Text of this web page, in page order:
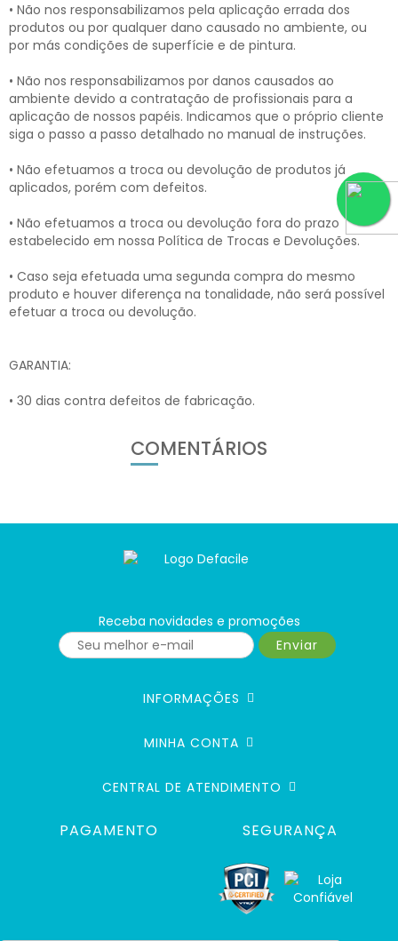
• Não nos responsabilizamos pela aplicação errada dos
produtos ou por qualquer dano causado no ambiente, ou
por más condições de superfície e de pintura.
• Não nos responsabilizamos por danos causados ao
ambiente devido a contratação de profissionais para a
aplicação de nossos papéis. Indicamos que o próprio cliente
siga o passo a passo detalhado no manual de instruções.
• Não efetuamos a troca ou devolução de produtos já
aplicados, porém com defeitos.
• Não efetuamos a troca ou devolução fora do prazo
estabelecido em nossa Política de Trocas e Devoluções.
• Caso seja efetuada uma segunda compra do mesmo
produto e houver diferença na tonalidade, não será possível
efetuar a troca ou devolução.
GARANTIA:
• 30 dias contra defeitos de fabricação.
COMENTÁRIOS
Receba novidades e promoções
Enviar
INFORMAÇÕES
MINHA CONTA
CENTRAL DE ATENDIMENTO
PAGAMENTO SEGURANÇA